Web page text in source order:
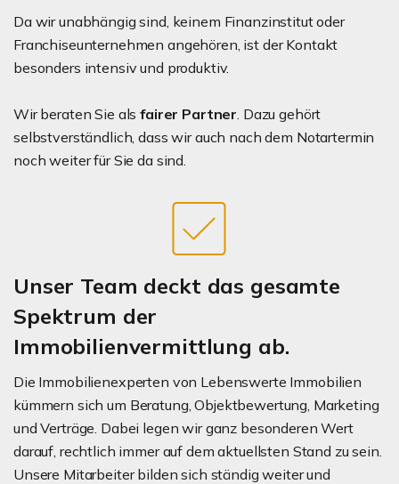
Da wir unabhängig sind, keinem Finanzinstitut oder
Franchiseunternehmen angehören, ist der Kontakt
besonders intensiv und produktiv.
Wir beraten Sie alsfairer Partner. Dazu gehört
selbstverständlich, dass wir auch nach dem Notartermin
noch weiter für Sie da sind.
Unser Team deckt das gesamte
Spektrum der
Immobilienvermittlung ab.
Die Immobilienexperten von Lebenswerte Immobilien
kümmern sich um Beratung, Objektbewertung, Marketing
und Verträge. Dabei legen wir ganz besonderen Wert
darauf, rechtlich immer auf dem aktuellsten Stand zu sein.
Unsere Mitarbeiter bilden sich ständig weiter und